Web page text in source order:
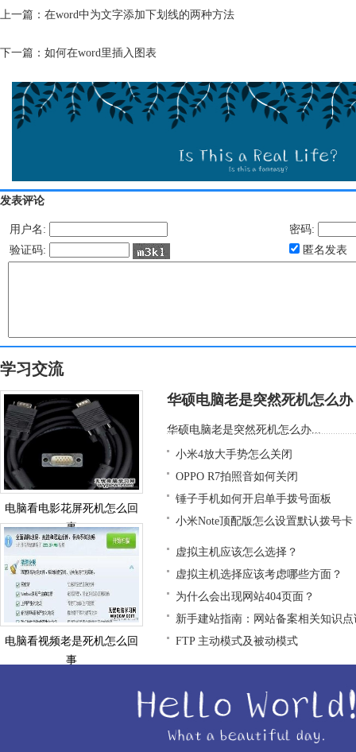
上一篇： 在word中为文字添加下划线的两种方法
下一篇： 如何在word里插入图表
发表评论
用户名:
密码:
验证码:
匿名发表
学习交流
电脑看电影花屏死机怎么回
事
电脑看视频老是死机怎么回
事
华硕电脑老是突然死机怎么办
华硕电脑老是突然死机怎么办...
小米4放大手势怎么关闭
OPPO R7拍照音如何关闭
锤子手机如何开启单手拨号面板
小米Note顶配版怎么设置默认拨号卡
虚拟主机应该怎么选择？
虚拟主机选择应该考虑哪些方面？
为什么会出现网站404页面？
新手建站指南：网站备案相关知识点
FTP 主动模式及被动模式